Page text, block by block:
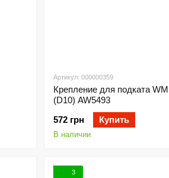
Артикул: 000000359
Крепление для подката WM
(D10) AW5493
572 грн
Купить
В наличии
3